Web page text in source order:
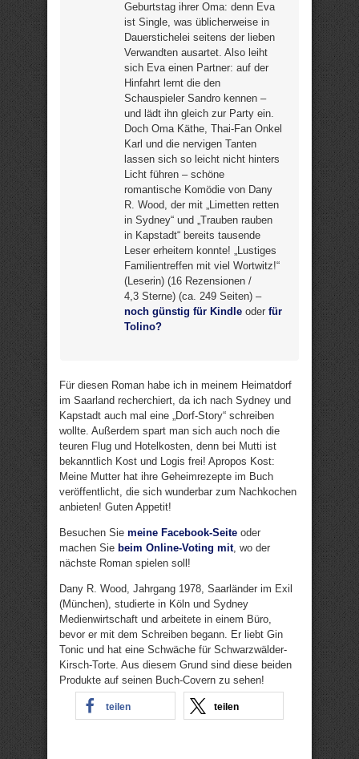
Geburtstag ihrer Oma: denn Eva
ist Single, was üblicherweise in
Dauerstichelei seitens der lieben
Verwandten ausartet. Also leiht
sich Eva einen Partner: auf der
Hinfahrt lernt die den
Schauspieler Sandro kennen –
und lädt ihn gleich zur Party ein.
Doch Oma Käthe, Thai-Fan Onkel
Karl und die nervigen Tanten
lassen sich so leicht nicht hinters
Licht führen – schöne
romantische Komödie von Dany
R. Wood, der mit „Limetten retten
in Sydney“ und „Trauben rauben
in Kapstadt“ bereits tausende
Leser erheitern konnte! „Lustiges
Familientreffen mit viel Wortwitz!“
(Leserin) (16 Rezensionen /
4,3 Sterne) (ca. 249 Seiten) –
noch günstig für Kindle oder für
Tolino?
Für diesen Roman habe ich in meinem Heimatdorf
im Saarland recherchiert, da ich nach Sydney und
Kapstadt auch mal eine „Dorf-Story“ schreiben
wollte. Außerdem spart man sich auch noch die
teuren Flug und Hotelkosten, denn bei Mutti ist
bekanntlich Kost und Logis frei! Apropos Kost:
Meine Mutter hat ihre Geheimrezepte im Buch
veröffentlicht, die sich wunderbar zum Nachkochen
anbieten! Guten Appetit!
Besuchen Sie meine Facebook-Seite oder
machen Sie beim Online-Voting mit, wo der
nächste Roman spielen soll!
Dany R. Wood, Jahrgang 1978, Saarländer im Exil
(München), studierte in Köln und Sydney
Medienwirtschaft und arbeitete in einem Büro,
bevor er mit dem Schreiben begann. Er liebt Gin
Tonic und hat eine Schwäche für Schwarzwälder-
Kirsch-Torte. Aus diesem Grund sind diese beiden
Produkte auf seinen Buch-Covern zu sehen!
teilen teilen